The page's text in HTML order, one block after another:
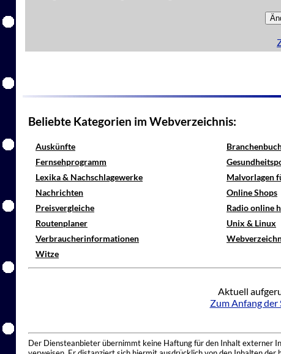
Beliebte Kategorien im Webverzeichnis:
Auskünfte
Fernsehprogramm
Lexika & Nachschlagewerke
Malvorlagen
Nachrichten
Online Shops
Preisvergleiche
Radio online
Routenplaner
Unix & Linux
Verbraucherinformationen
Witze
Aktuell
Zum Anfang der
Der Diensteanbieter übernimmt keine Haftung für den Inhalt externer